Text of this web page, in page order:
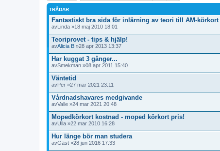
TRÅDAR
Fantastiskt bra sida för inlärning av teori till AM-körkort
avLinda »18 maj 2010 18:01
Teoriprovet - tips & hjälp!
avAlicia B »28 apr 2013 13:37
Har kuggat 3 gånger...
avSmekman »08 apr 2011 15:40
Väntetid
avPer »27 mar 2021 23:11
Vårdnadshavares medgivande
avValle »24 mar 2021 20:48
Mopedkörkort kostnad - moped körkort pris!
avUlla »22 mar 2010 16:28
Hur länge bör man studera
avGäst »28 jun 2016 17:33